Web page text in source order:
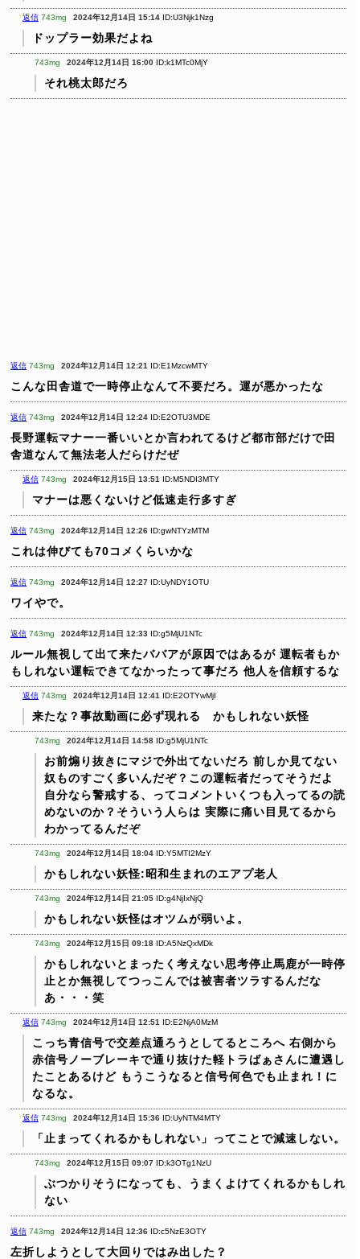
返信 743mg 2024年12月14日 15:14 ID:U3Njk1Nzg
ドップラー効果だよね
743mg 2024年12月14日 16:00 ID:k1MTc0MjY
それ桃太郎だろ
返信 743mg 2024年12月14日 12:21 ID:E1MzcwMTY
こんな田舎道で一時停止なんて不要だろ。運が悪かったな
返信 743mg 2024年12月14日 12:24 ID:E2OTU3MDE
長野運転マナー一番いいとか言われてるけど都市部だけで田
舎道なんて無法老人だらけだぜ
返信 743mg 2024年12月15日 13:51 ID:M5NDI3MTY
マナーは悪くないけど低速走行多すぎ
返信 743mg 2024年12月14日 12:26 ID:gwNTYzMTM
これは伸びても70コメくらいかな
返信 743mg 2024年12月14日 12:27 ID:UyNDY1OTU
ワイやで。
返信 743mg 2024年12月14日 12:33 ID:g5MjU1NTc
ルール無視して出て来たババアが原因ではあるが 運転者もか
もしれない運転できてなかったって事だろ 他人を信頼するな
返信 743mg 2024年12月14日 12:41 ID:E2OTYwMjI
来たな？事故動画に必ず現れる かもしれない妖怪
743mg 2024年12月14日 14:58 ID:g5MjU1NTc
お前煽り抜きにマジで外出てないだろ 前しか見てない
奴ものすごく多いんだぞ？この運転者だってそうだよ
自分なら警戒する、ってコメントいくつも入ってるの読
めないのか？そういう人らは 実際に痛い目見てるから
わかってるんだぞ
743mg 2024年12月14日 18:04 ID:Y5MTI2MzY
かもしれない妖怪:昭和生まれのエアプ老人
743mg 2024年12月14日 21:05 ID:g4NjIxNjQ
かもしれない妖怪はオツムが弱いよ。
743mg 2024年12月15日 09:18 ID:A5NzQxMDk
かもしれないとまったく考えない思考停止馬鹿が一時停
止とか無視してつっこんでは被害者ツラするんだな
あ・・・笑
返信 743mg 2024年12月14日 12:51 ID:E2NjA0MzM
こっち青信号で交差点通ろうとしてるところへ 右側から
赤信号ノーブレーキで通り抜けた軽トラばぁさんに遭遇し
たことあるけど もうこうなると信号何色でも止まれ！に
なるな。
返信 743mg 2024年12月14日 15:36 ID:UyNTM4MTY
「止まってくれるかもしれない」ってことで減速しない。
743mg 2024年12月15日 09:07 ID:k3OTg1NzU
ぶつかりそうになっても、うまくよけてくれるかもしれ
ない
返信 743mg 2024年12月14日 12:36 ID:c5NzE3OTY
左折しようとして大回りではみ出した？